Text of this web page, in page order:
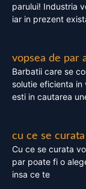
parului! Industria
iar in prezent
vopsea de par
Barbatii care se
solutie eficienta
esti in cautarea
cu ce se
Cu ce se curata
par poate fi o
insa ce te